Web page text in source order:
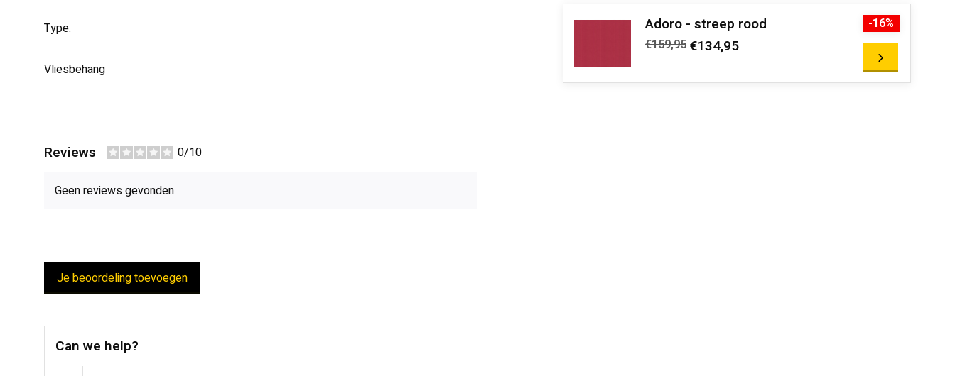
Type:
Vliesbehang
Reviews 0/10
Geen reviews gevonden
Je beoordeling toevoegen
Can we help?
Adoro - streep rood
€159,95 €134,95
-16%